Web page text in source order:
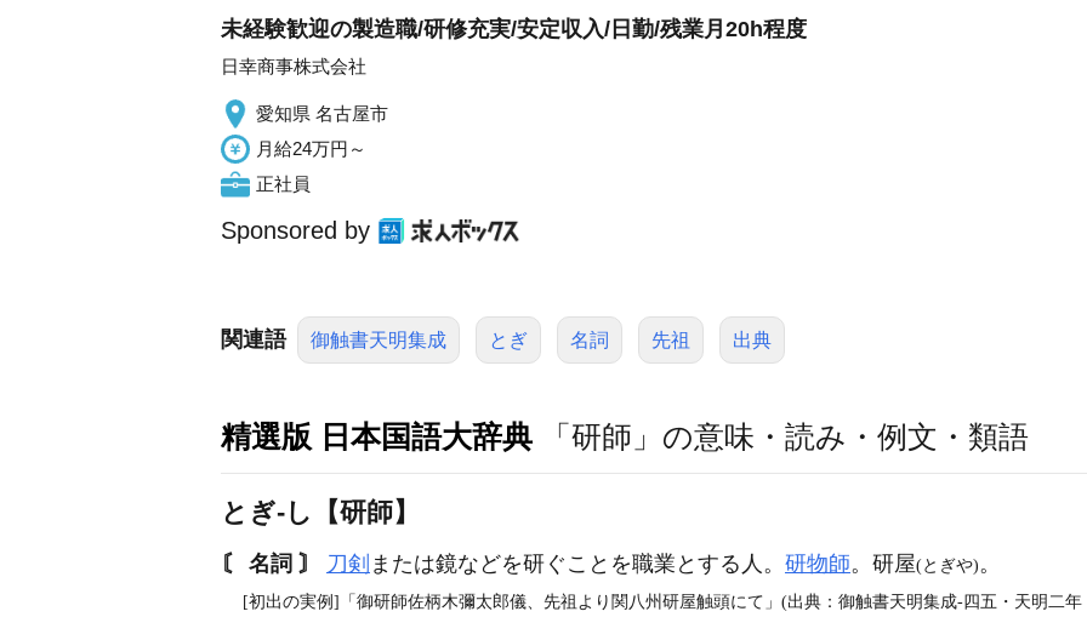
未経験歓迎の製造職/研修充実/安定収入/日勤/残業月20h程度
日幸商事株式会社
愛知県 名古屋市
月給24万円～
正社員
Sponsored by
関連語 御触書天明集成 とぎ 名詞 先祖 出典
精選版 日本国語大辞典 「研師」の意味・読み・例文・類語
とぎ‐し【研師】
〘 名詞 〙 刀剣 または鏡などを研ぐことを職業とする人。 研物師。研屋(とぎや)。
[初出の実例]「御研師佐柄木彌太郎儀、先祖より関八州研屋触頭にて」(出典：御触書天明集成‐四五・天明二年